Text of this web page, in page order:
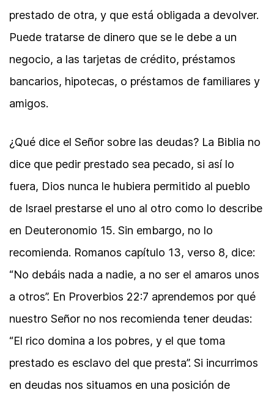
prestado de otra, y que está obligada a devolver.
Puede tratarse de dinero que se le debe a un
negocio, a las tarjetas de crédito, préstamos
bancarios, hipotecas, o préstamos de familiares y
amigos.
¿Qué dice el Señor sobre las deudas? La Biblia no
dice que pedir prestado sea pecado, si así lo
fuera, Dios nunca le hubiera permitido al pueblo
de Israel prestarse el uno al otro como lo describe
en Deuteronomio 15. Sin embargo, no lo
recomienda. Romanos capítulo 13, verso 8, dice:
“No debáis nada a nadie, a no ser el amaros unos
a otros”. En Proverbios 22:7 aprendemos por qué
nuestro Señor no nos recomienda tener deudas:
“El rico domina a los pobres, y el que toma
prestado es esclavo del que presta”. Si incurrimos
en deudas nos situamos en una posición de